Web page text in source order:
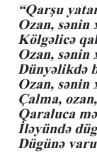
“Qarşu
Ozan, sənin
Kölgəlicə
Ozan, sənin
Dünyəlikdə
Ozan, sənin
Çalma,
Qaraluca
İləyündə
Dügünə